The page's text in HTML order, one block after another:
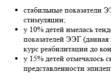
стабильные показатели
стимуляции;
у 10% детей имелась
показателей ЭЭГ
курс реабилитации до
у 15% детей отмечалось
представленности